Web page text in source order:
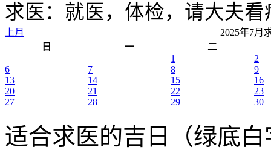
求医：就医，体检，请大夫看
上月
2025年7月
日
一
二
1
2
6
7 8
9
13
14 15
16
20
21 22
23
27
28 29 30
适合求医的吉日（绿底白